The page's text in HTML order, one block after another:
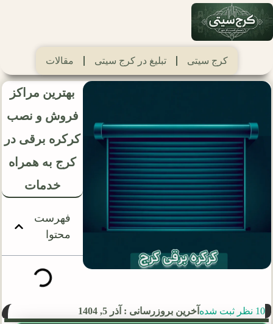
کرج سیتی تبلیغ در کرج سیتی مقالات
بهترین مراکز
فروش و نصب
کرکره برقی در
کرج به همراه
خدمات
فهرست
محتوا
10 نظر ثبت شده آخرین بروزرسانی : آذر 5, 1404